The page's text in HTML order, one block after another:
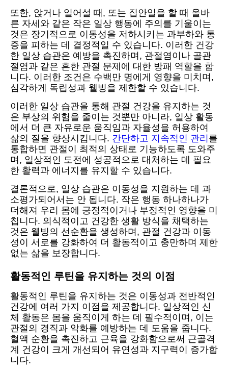
또한, 앉거나 일어설 때, 또는 집안일을 할 때 올바
른 자세와 같은 작은 일상 행동에 주의를 기울이는
것은 장기적으로 이동성을 저하시키는 과부하와 통
증을 피하는 데 결정적일 수 있습니다. 이러한 건강
한 일상 습관은 예방을 촉진하며, 관절염이나 골관
절염과 같은 흔한 관절 문제에 대한 방패 역할을 합
니다. 이러한 조건은 수백만 명에게 영향을 미치며,
심각하게 독립성과 웰빙을 제한할 수 있습니다.
이러한 일상 습관을 통해 관절 건강을 유지하는 것
은 부상의 위험을 줄이는 것뿐만 아니라, 일상 활동
에서 더 큰 자유로운 움직임과 자율성을 허용하여
삶의 질을 향상시킵니다. 간단하고 지속적인 관리 를
통합하면 관절이 최적의 상태로 기능하도록 도와주
며, 일상적인 도전에 성공적으로 대처하는 데 필요
한 활력과 에너지를 유지할 수 있습니다.
결론적으로, 일상 습관은 이동성을 지원하는 데 과
소평가되어서는 안 됩니다. 작은 행동 하나하나가
더해져 우리 몸에 긍정적이거나 부정적인 영향을 미
칩니다. 의식적이고 건강한 생활 방식을 채택하는
것은 웰빙의 선순환을 생성하며, 관절 건강과 이동
성이 서로를 강화하여 더 활동적이고 충만하며 제한
없는 삶을 보장합니다.
활동적인 루틴을 유지하는 것의 이점
활동적인 루틴을 유지하는 것은 이동성과 전반적인
건강에 여러 가지 이점을 제공합니다. 일상적인 신
체 활동은 몸을 움직이게 하는 데 필수적이며, 이는
관절의 경직과 악화를 예방하는 데 도움을 줍니다.
혈액 순환을 촉진하고 근육을 강화함으로써 근골격
계 건강이 크게 개선되어 유연성과 지구력이 증가합
니다.